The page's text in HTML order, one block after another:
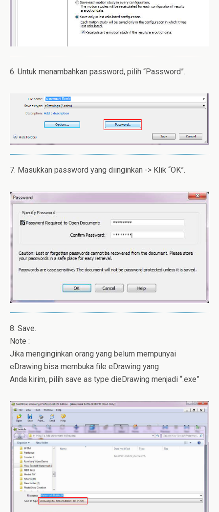
6. Untuk menambahkan password, pilih “Password”.
7. Masukkan password yang diinginkan -> Klik “OK”.
8. Save.
Note :
Jika menginginkan orang yang belum mempunyai
eDrawing bisa membuka file eDrawing yang
Anda kirim, pilih save as type dieDrawing menjadi “.exe”